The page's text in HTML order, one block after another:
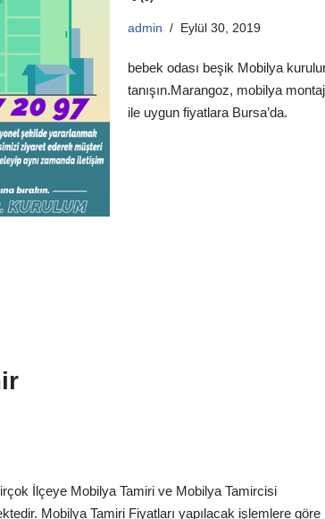
admin Eylül 30, 2019
bebek odası beşik Mobilya
tanışın.Marangoz, mobilya
ile uygun fiyatlara Bursa’da.
İlçeye Mobilya Tamiri ve Mobilya Tamircisi
Mobilya Tamiri Fiyatları yapılacak işlemlere göre